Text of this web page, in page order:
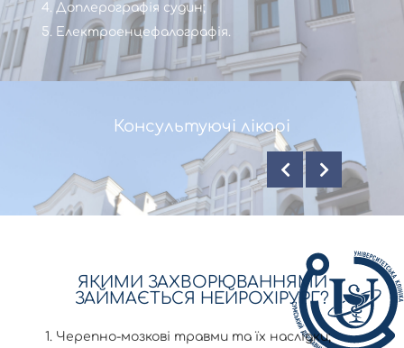
Доплерографія судин;
Електроенцефалографія.
Консультуючі лікарі
ЯКИМИ ЗАХВОРЮВАННЯМИ
ЗАЙМАЄТЬСЯ НЕЙРОХІРУРГ?
Черепно-мозкові травми та їх наслідки;